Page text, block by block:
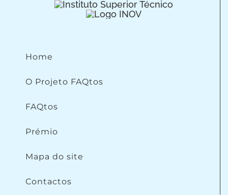
Home
O Projeto FAQtos
FAQtos
Prémio
Mapa do site
Contactos